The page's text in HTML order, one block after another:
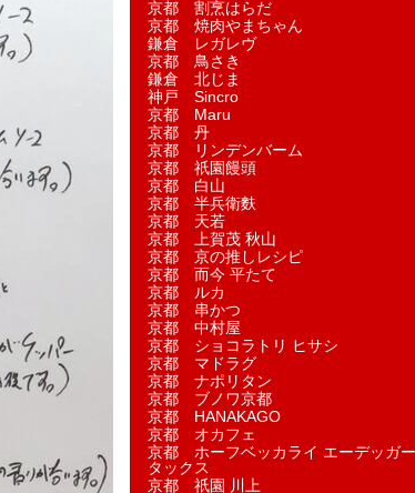
京都 割烹はらだ
京都 焼肉やまちゃん
鎌倉 レガレヴ
京都 鳥さき
鎌倉 北じま
神戸 Sincro
京都 Maru
京都 丹
京都 リンデンバーム
京都 祇園饅頭
京都 白山
京都 半兵衛麩
京都 天若
京都 上賀茂 秋山
京都 京の推しレシピ
京都 而今 平たて
京都 ルカ
京都 串かつ
京都 中村屋
京都 ショコラトリ ヒサシ
京都 マドラグ
京都 ナポリタン
京都 ブノワ京都
京都 HANAKAGO
京都 オカフェ
京都 ホーフベッカライ エーデッガー
タックス
京都 祇園 川上